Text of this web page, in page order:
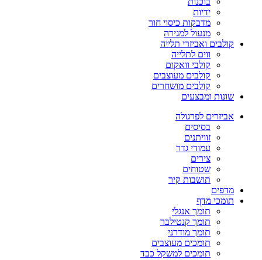
ידיות
מדבקות כיסוי חור
מנעול למגירה
קולבים ואביזרי תלייה
ווים לתלייה
קולבי וואקום
קולבים מעוצבים
קולבים מושחרים
שונות ומבצעים
אביזרים לפרגולה
בסיסים
זוויתנים
עמודי גדר
צירים
שטוחים
תושבות קיר
מדפים
תומכי מדף
תומך אנגלי
תומך קנטילבר
תומך מודרני
תומכים מעוצבים
תומכים למשקל כבד